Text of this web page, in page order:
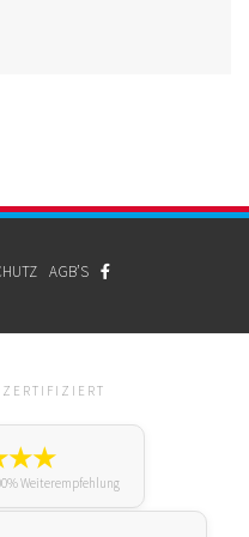
AGB’S
Weiterempfehlung